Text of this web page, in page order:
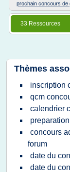
prochain concours de
33 Ressources
Thèmes
inscription
qcm
calendrier
concours
forum
date du
date du